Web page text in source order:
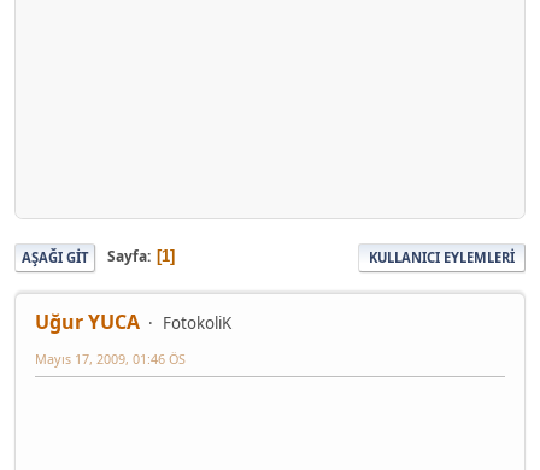
AŞAĞI GIT Sayfa 1 KULLANICI EYLEMLERI
Uğur YUCA FotokoliK
Mayıs 17, 2009, 01:46 ÖS